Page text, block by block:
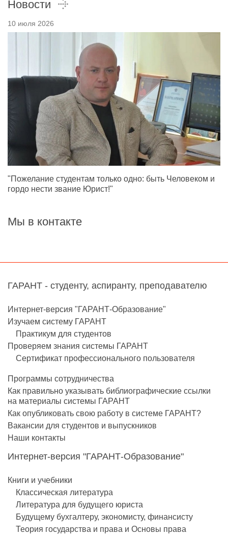
Новости
10 июля 2026
"Пожелание студентам только одно: быть Человеком и
гордо нести звание Юрист!"
Мы в контакте
ГАРАНТ - студенту, аспиранту, преподавателю
Интернет-версия "ГАРАНТ-Образование"
Изучаем систему ГАРАНТ
Практикум для студентов
Проверяем знания системы ГАРАНТ
Сертификат профессионального пользователя
Программы сотрудничества
Как правильно указывать библиографические ссылки
на материалы системы ГАРАНТ
Как опубликовать свою работу в системе ГАРАНТ?
Вакансии для студентов и выпускников
Наши контакты
Интернет-версия "ГАРАНТ-Образование"
Книги и учебники
Классическая литература
Литература для будущего юриста
Будущему бухгалтеру, экономисту, финансисту
Теория государства и права и Основы права